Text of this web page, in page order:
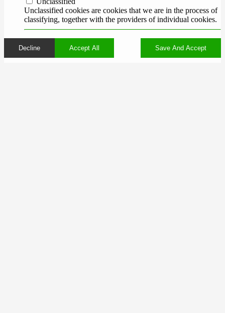
Unclassified cookies are cookies that we are in the process of
classifying, together with the providers of individual cookies.
Decline Accept All Save And Accept